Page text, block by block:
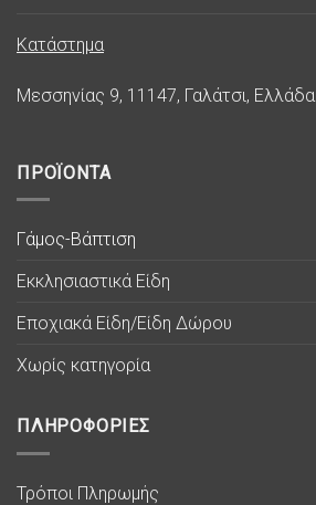
Κατάστημα
Μεσσηνίας 9, 11147, Γαλάτσι, Ελλάδα
ΠΡΟΪΟΝΤΑ
Γάμος-Βάπτιση
Εκκλησιαστικά Είδη
Εποχιακά Είδη/Είδη Δώρου
Χωρίς κατηγορία
ΠΛΗΡΟΦΟΡΙΕΣ
Τρόποι Πληρωμής